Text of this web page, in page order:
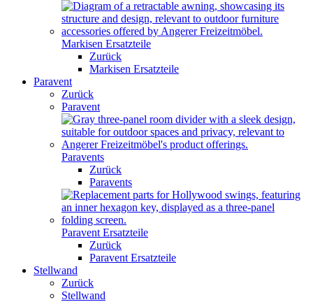
Markisen Ersatzteile
Zurück
Markisen Ersatzteile
Paravent
Zurück
Paravent
Paravents
Zurück
Paravents
Paravent Ersatzteile
Zurück
Paravent Ersatzteile
Stellwand
Zurück
Stellwand